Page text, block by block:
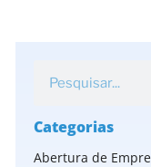
Categorias
Abertura de